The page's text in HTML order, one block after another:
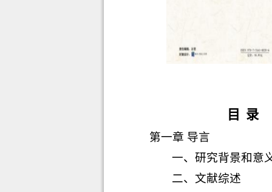
目 录
第一章 导言
一、研究背景和意
二、文献综述